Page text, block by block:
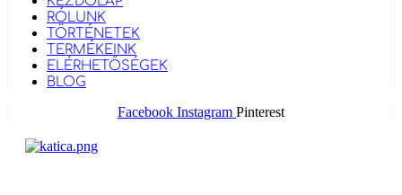
RÓLUNK
TÖRTÉNETEK
TERMÉKEINK
ELÉRHETŐSÉGEK
BLOG
Facebook Instagram Pinterest